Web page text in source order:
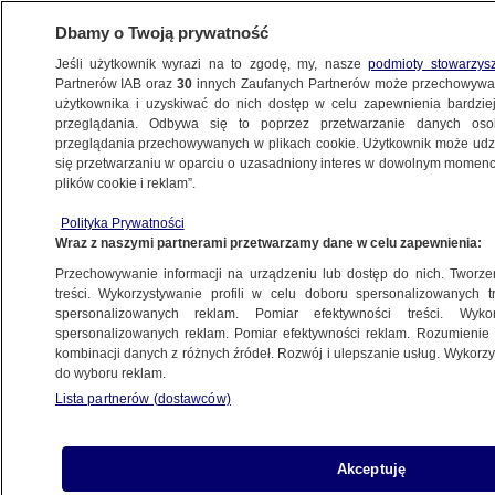
METEO
NAJNOWSZE
się nocą z wysokości 400 km
15.12.2014, 21:00
Udostępnij
Dbamy o Twoją prywatność
Jeśli użytkownik wyrazi na to zgodę, my, naszepodmioty
Partnerów IAB oraz30 innych Zaufanych Partnerów może
użytkownika i uzyskiwać do nich dostęp w celu zapewnienia
przeglądania. Odbywa się to poprzez przetwarzanie danych
przeglądania przechowywanych w plikach cookie. Użytkownik może
się przetwarzaniu w oparciu o uzasadniony interes w dowolnym
plików cookie i reklam”.
Polityka Prywatności
Wraz z naszymi partnerami przetwarzamy dane w celu zapewnienia:
Przechowywanie informacji na urządzeniu lub dostęp do nich.
treści. Wykorzystywanie profili w celu doboru spersonalizowanych
spersonalizowanych reklam. Pomiar efektywności treści.
spersonalizowanych reklam. Pomiar efektywności reklam.
kombinacji danych z różnych źródeł. Rozwój i ulepszanie usług.
do wyboru reklam.
Lista partnerów (dostawców)
Akceptuję